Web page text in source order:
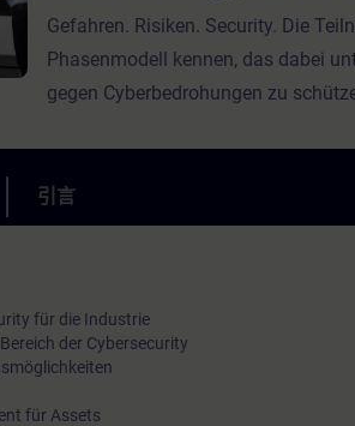
Gefahren. Risiken. Security. Die
Phasenmodell kennen, das dabei
gegen Cyberbedrohungen zu
praktischen Übungen TIA Portal
Verständnis und wenden die
引言
für die Industrie
der Cybersecurity
für Assets